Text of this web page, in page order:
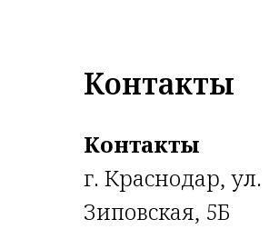
Контакты
Контакты
г. Краснодар, ул.
Зиповская, 5Б